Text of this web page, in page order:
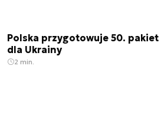
Polska przygotowuje 50.
dla Ukrainy
2 min.